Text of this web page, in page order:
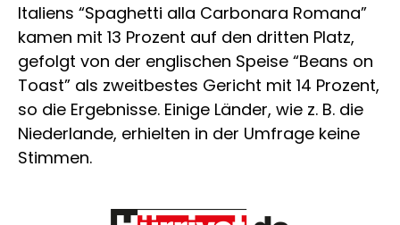
Italiens “Spaghetti alla Carbonara Romana”
kamen mit 13 Prozent auf den dritten Platz,
gefolgt von der englischen Speise “Beans on
Toast” als zweitbestes Gericht mit 14 Prozent,
so die Ergebnisse. Einige Länder, wie z. B. die
Niederlande, erhielten in der Umfrage keine
Stimmen.